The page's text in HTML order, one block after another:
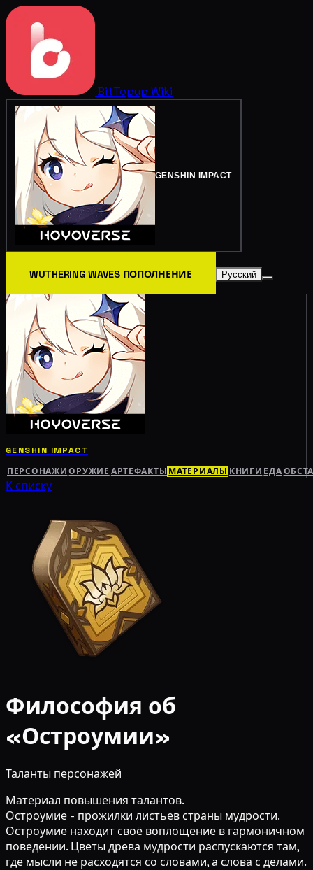
BitTopup Wiki
GENSHIN IMPACT
WUTHERING WAVES ПОПОЛНЕНИЕ Русский
GENSHIN IMPACT
ПЕРСОНАЖИ ОРУЖИЕ АРТЕФАКТЫ МАТЕРИАЛЫ КНИГИ ЕДА
К списку
Философия об
«Остроумии»
Таланты персонажей
Материал повышения талантов.
Остроумие - прожилки листьев страны мудрости.
Остроумие находит своё воплощение в гармоничном
поведении. Цветы древа мудрости распускаются там,
где мысли не расходятся со словами, а слова с делами.